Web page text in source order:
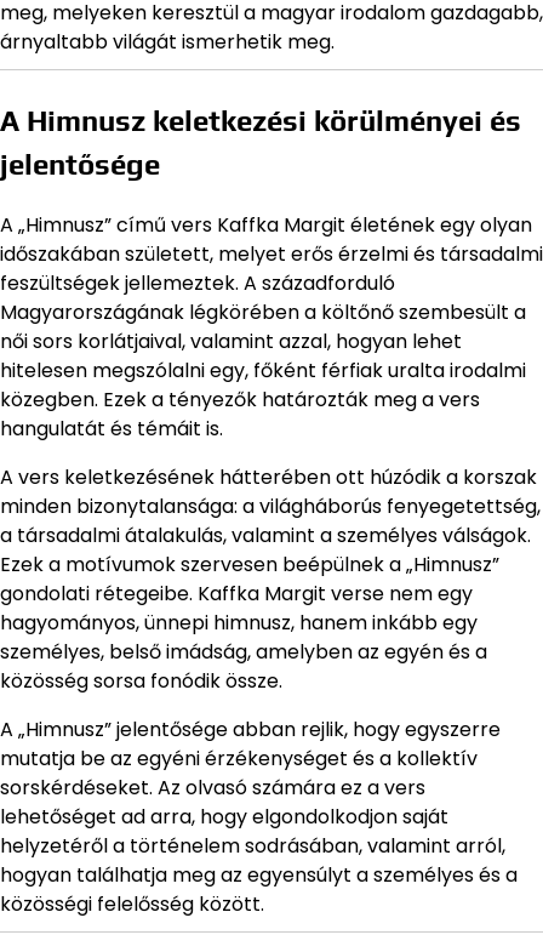
meg, melyeken keresztül a magyar irodalom gazdagabb,
árnyaltabb világát ismerhetik meg.
A Himnusz keletkezési körülményei és
jelentősége
A „Himnusz” című vers Kaffka Margit életének egy olyan
időszakában született, melyet erős érzelmi és társadalmi
feszültségek jellemeztek. A századforduló
Magyarországának légkörében a költőnő szembesült a
női sors korlátjaival, valamint azzal, hogyan lehet
hitelesen megszólalni egy, főként férfiak uralta irodalmi
közegben. Ezek a tényezők határozták meg a vers
hangulatát és témáit is.
A vers keletkezésének hátterében ott húzódik a korszak
minden bizonytalansága: a világháborús fenyegetettség,
a társadalmi átalakulás, valamint a személyes válságok.
Ezek a motívumok szervesen beépülnek a „Himnusz”
gondolati rétegeibe. Kaffka Margit verse nem egy
hagyományos, ünnepi himnusz, hanem inkább egy
személyes, belső imádság, amelyben az egyén és a
közösség sorsa fonódik össze.
A „Himnusz” jelentősége abban rejlik, hogy egyszerre
mutatja be az egyéni érzékenységet és a kollektív
sorskérdéseket. Az olvasó számára ez a vers
lehetőséget ad arra, hogy elgondolkodjon saját
helyzetéről a történelem sodrásában, valamint arról,
hogyan találhatja meg az egyensúlyt a személyes és a
közösségi felelősség között.